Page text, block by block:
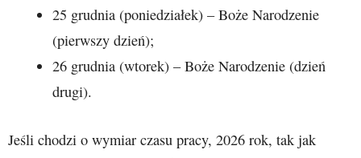
25 grudnia (poniedziałek) – Boże Narodzenie
(pierwszy dzień);
26 grudnia (wtorek) – Boże Narodzenie (dzień
drugi).
Jeśli chodzi o wymiar czasu pracy, 2026 rok, tak jak